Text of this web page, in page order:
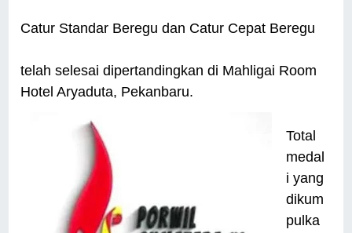
Catur Standar Beregu dan Catur Cepat Beregu
telah selesai dipertandingkan di Mahligai Room
Hotel Aryaduta, Pekanbaru.
Total
medal
i yang
dikum
pulka